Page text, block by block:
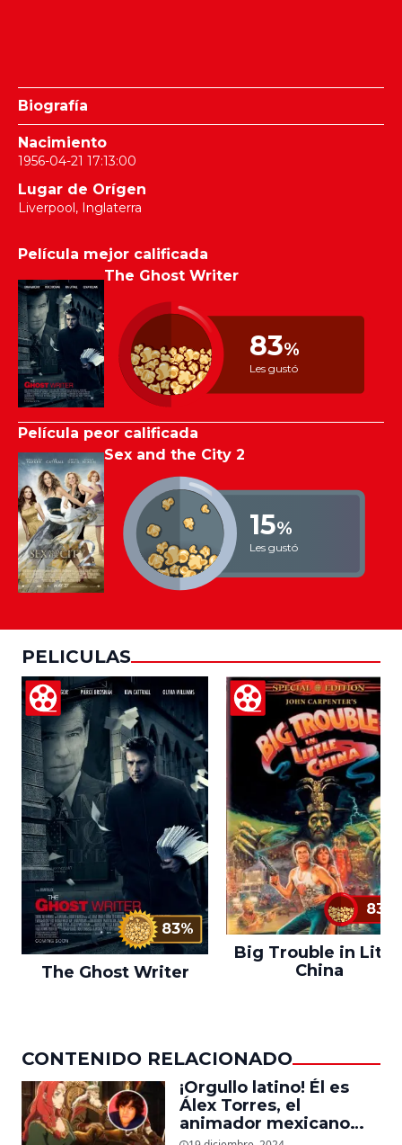
Biografía
Nacimiento
1956-04-21 17:13:00
Lugar de Orígen
Liverpool, Inglaterra
Película mejor calificada
The Ghost Writer
83%
Les gustó
Película peor calificada
Sex and the City 2
15%
Les gustó
PELICULAS
83%
The Ghost Writer
83%
Big Trouble in
China
CONTENIDO RELACIONADO
¡Orgullo latino! Él es
Álex Torres, el
animador mexicano
que trabajó en ‘La